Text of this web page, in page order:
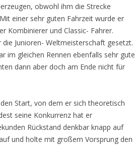
obwohl ihm die Strecke
einer sehr guten Fahrzeit wurde er
Kombinierer und Classic- Fahrer.
Junioren- Weltmeisterschaft gesetzt.
im gleichen Rennen ebenfalls sehr gute
dann aber doch am Ende nicht für
Start, von dem er sich theoretisch
seine Konkurrenz hat er
Rückstand denkbar knapp auf
und holte mit großem Vorsprung den